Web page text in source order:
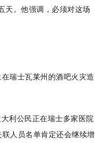
天。他强调，必须对这场
瑞士瓦莱州的酒吧火灾造
利公民正在瑞士多家医院
人员名单肯定还会继续增